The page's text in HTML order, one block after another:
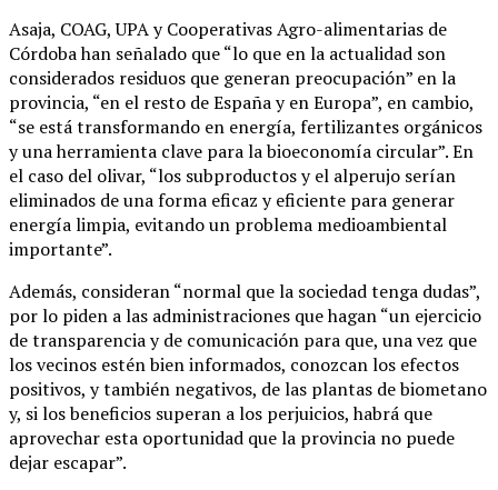
Asaja, COAG, UPA y Cooperativas Agro-alimentarias de
Córdoba han señalado que “lo que en la actualidad son
considerados residuos que generan preocupación” en la
provincia, “en el resto de España y en Europa”, en cambio,
“se está transformando en energía, fertilizantes orgánicos
y una herramienta clave para la bioeconomía circular”. En
el caso del olivar, “los subproductos y el alperujo serían
eliminados de una forma eficaz y eficiente para generar
energía limpia, evitando un problema medioambiental
importante”.
Además, consideran “normal que la sociedad tenga dudas”,
por lo piden a las administraciones que hagan “un ejercicio
de transparencia y de comunicación para que, una vez que
los vecinos estén bien informados, conozcan los efectos
positivos, y también negativos, de las plantas de biometano
y, si los beneficios superan a los perjuicios, habrá que
aprovechar esta oportunidad que la provincia no puede
dejar escapar”.